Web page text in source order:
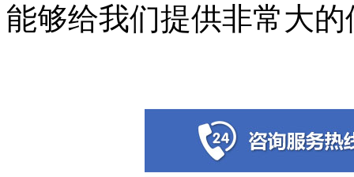
能够给我们提供非常大的